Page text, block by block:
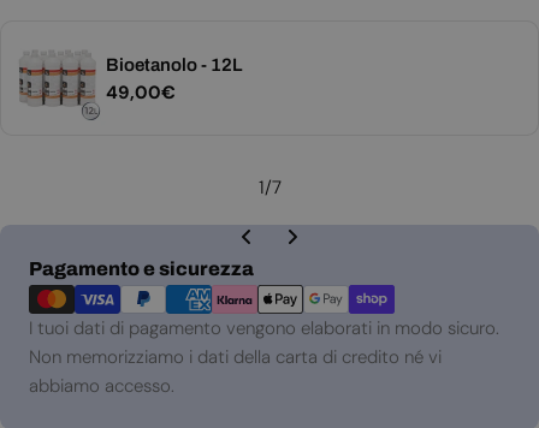
Bioetanolo - 12L
Prezzo
49,00€
1/7
Pagamento e sicurezza
Metodi
di
pagamento
I tuoi dati di pagamento vengono elaborati in modo sicuro.
Non memorizziamo i dati della carta di credito né vi
abbiamo accesso.